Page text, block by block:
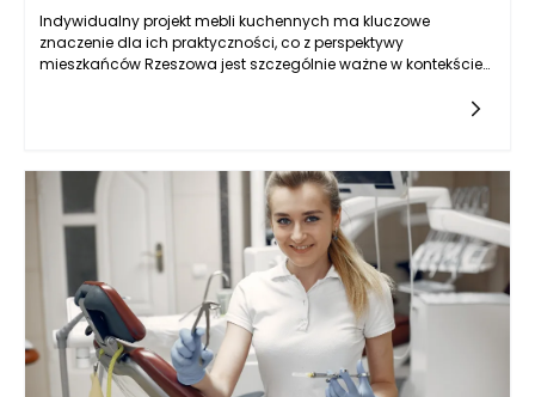
Indywidualny projekt mebli kuchennych ma kluczowe
znaczenie dla ich praktyczności, co z perspektywy
mieszkańców Rzeszowa jest szczególnie ważne w kontekście
zaobserwować w tym regionie. W Rzeszowie, gdzie wielkość
mebli jest nie tylko korzystne, ale wręcz niezbędne.
Dostosowanie mebli do konkretnego układu pomieszczeń
pozwala na maksymalne wykorzystanie dostępnej przestrzeni,
co zwiększa komfort użytkowania. W przypadku
standardowych rozwiązań istnieje ryzyko, że nie będą one
idealnie pasować do nietypowych kształtów i wymiarów
kuchni, co może prowadzić do nieefektywnego wykorzystania
miejsca oraz ograniczeniom w swobodnym poruszaniu się po
pomieszczeniu.